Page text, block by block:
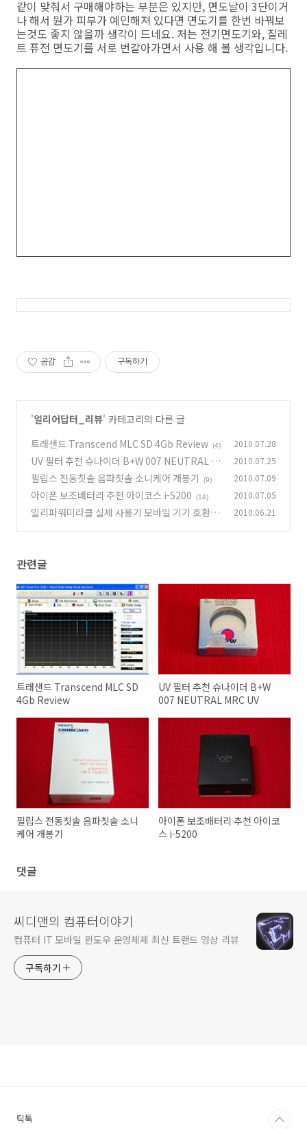
같이 맞춰서 구매해야하는 부분은 있지만, 면도날이 3단이거
나 해서 뭔가 피부가 예민해져 있다면 면도기를 한번 바꿔보
는것도 좋지 않을까 생각이 드네요. 저는 전기면도기와, 질레
트 퓨전 면도기를 서로 번갈아가면서 사용 해 볼 생각입니다.
공감 구독하기
'얼리어답터_리뷰' 카테고리의 다른 글
트래샌드 Transcend MLC SD 4Gb Review (4) 2010.07.28
UV 필터 추천 슈나이더 B+W 007 NEUTRAL M
RC UV
(7)
2010.07.25
필립스 전동칫솔 음파칫솔 소니케어 개봉기 (9) 2010.07.09
아이폰 보조배터리 추천 아이코스 i-5200 (14) 2010.07.05
밀리파워미라클 실제 사용기 모바일 기기 호환가
2010.06.21
관련글
트래샌드 Transcend MLC SD
4Gb Review
UV 필터 추천 슈나이더 B+W
007 NEUTRAL MRC UV
필립스 전동칫솔 음파칫솔 소니
케어 개봉기
아이폰 보조배터리 추천 아이코
스 i-5200
댓글
씨디맨의 컴퓨터이야기
컴퓨터 IT 모바일 윈도우 운영체제 최신 트랜드 영상 리뷰
구독하기
틱톡